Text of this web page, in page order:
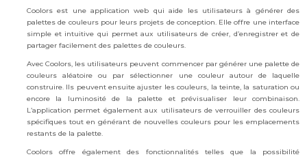
Coolors est une application web qui aide les utilisateurs à générer des
palettes de couleurs pour leurs projets de conception. Elle offre une interface
simple et intuitive qui permet aux utilisateurs de créer, d’enregistrer et de
partager facilement des palettes de couleurs.
Avec Coolors, les utilisateurs peuvent commencer par générer une palette de
couleurs aléatoire ou par sélectionner une couleur autour de laquelle
construire. Ils peuvent ensuite ajuster les couleurs, la teinte, la saturation ou
encore la luminosité de la palette et prévisualiser leur combinaison.
L’application permet également aux utilisateurs de verrouiller des couleurs
spécifiques tout en générant de nouvelles couleurs pour les emplacements
restants de la palette.
Coolors offre également des fonctionnalités telles que la possibilité